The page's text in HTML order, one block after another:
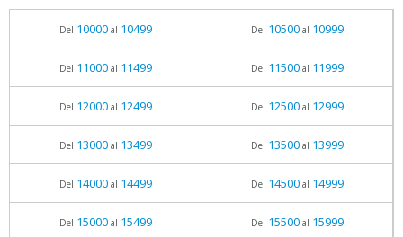
Del 10000al 10499 Del 10500al 10999
Del 11000al 11499 Del 11500al 11999
Del 12000al 12499 Del 12500al 12999
Del 13000al 13499 Del 13500al 13999
Del 14000al 14499 Del 14500al 14999
Del 15000al 15499 Del 15500al 15999